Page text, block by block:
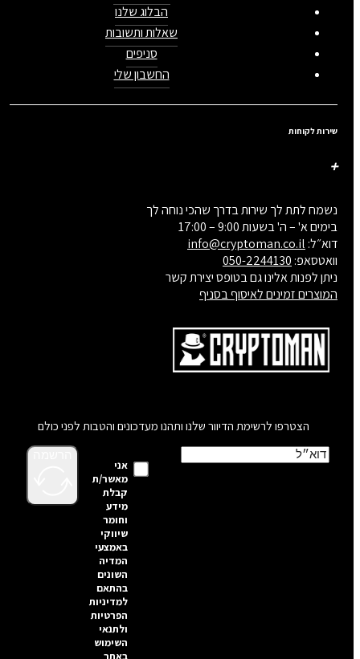
הבלוג שלנו
שאלות ותשובות
סניפים
החשבון שלי
שירות לקוחות
נשמח לתת לך שירות בדרך שהכי נוחה לך
בימים א' – ה' בשעות 9:00 – 17:00
דוא״ל:info@cryptoman.co.il
וואטסאפ:050-2244130
ניתן לפנות אלינו גם בטופס יצירת קשר
המוצרים זמינים לאיסוף בסניף
הצטרפו לרשימת הדיוור שלנו ותהנו מעדכונים והטבות לפני כולם
אני
מאשר/ת
קבלת
מידע
וחומר
שיווקי
באמצעי
המדיה
השונים
בהתאם
למדיניות
הפרטיות
ולתנאי
השימוש
הרשמה